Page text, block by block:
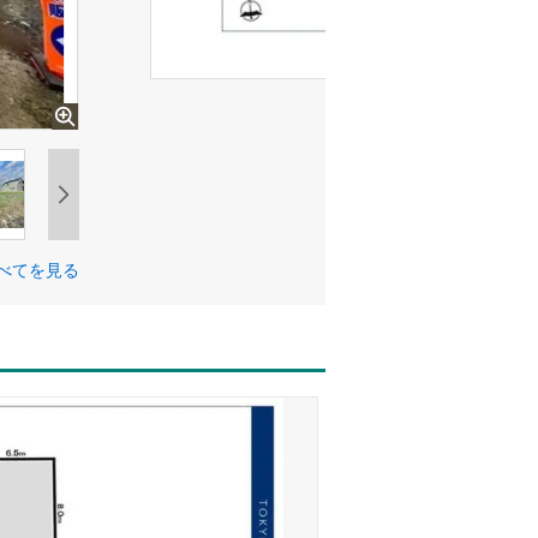
てを見る